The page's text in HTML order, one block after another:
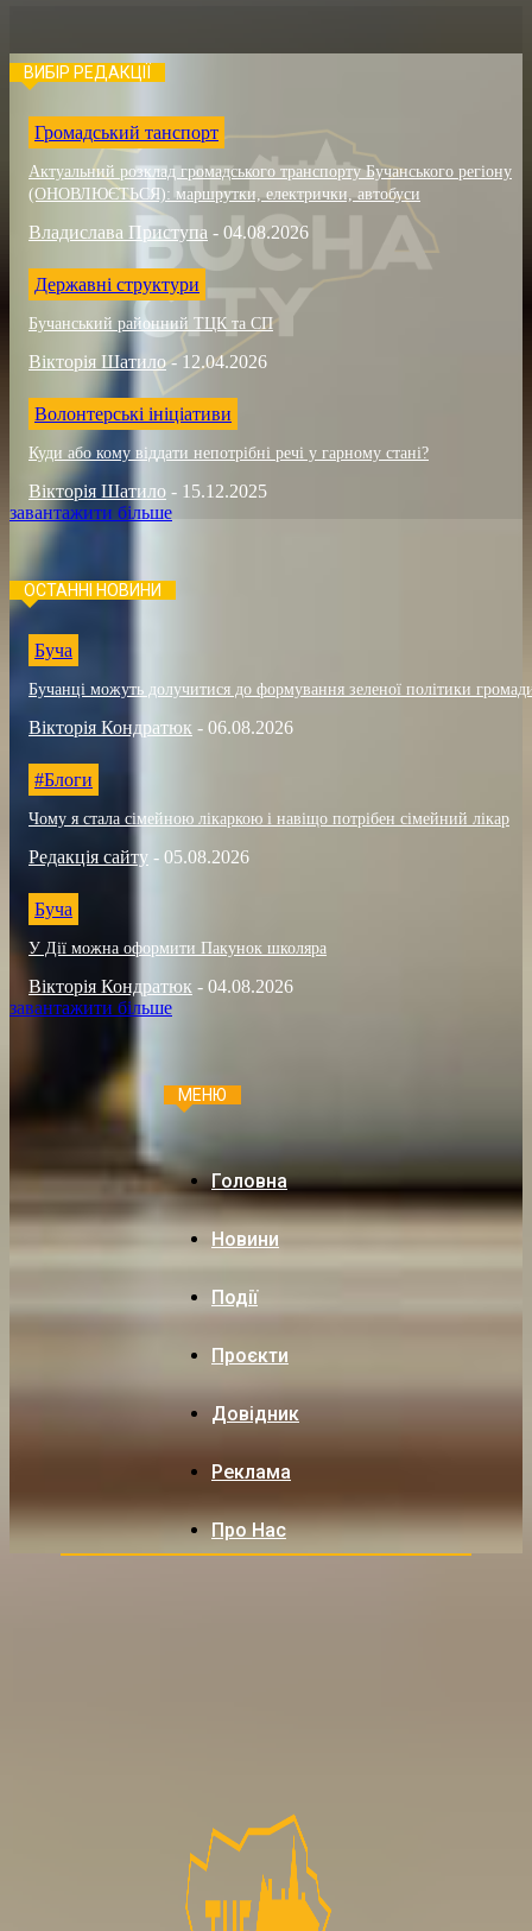
ВИБІР РЕДАКЦІЇ
Громадський танспорт
Актуальний розклад громадського транспорту Бучанського регіону
(ОНОВЛЮЄТЬСЯ): маршрутки, електрички, автобуси
Владислава Приступа - 04.08.2026
Державні структури
Бучанський районний ТЦК та СП
Вікторія Шатило - 12.04.2026
Волонтерські ініціативи
Куди або кому віддати непотрібні речі у гарному стані?
Вікторія Шатило - 15.12.2025
завантажити більше
ОСТАННІ НОВИНИ
Буча
Бучанці можуть долучитися до формування зеленої політики
Вікторія Кондратюк - 06.08.2026
#Блоги
Чому я стала сімейною лікаркою і навіщо потрібен сімейний лікар
Редакція сайту - 05.08.2026
Буча
У Дії можна оформити Пакунок школяра
Вікторія Кондратюк - 04.08.2026
завантажити більше
МЕНЮ
Головна
Новини
Події
Проєкти
Довідник
Реклама
Про Нас